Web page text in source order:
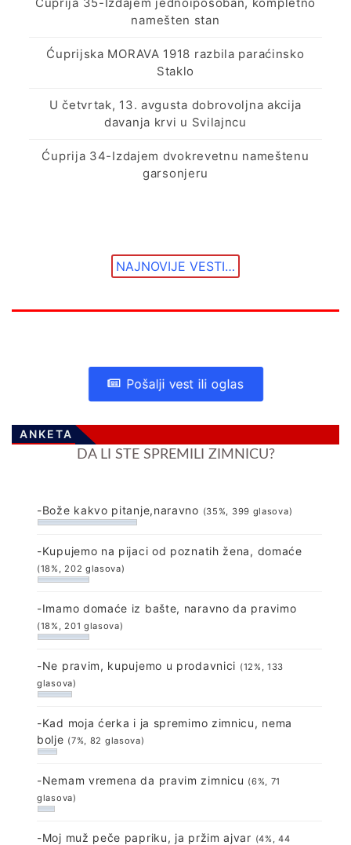
namešten stan
Ćuprijska MORAVA 1918 razbila paraćinsko
Staklo
U četvrtak, 13. avgusta dobrovoljna akcija
davanja krvi u Svilajncu
Ćuprija 34-Izdajem dvokrevetnu nameštenu
garsonjeru
NAJNOVIJE VESTI…
Pošalji vest ili oglas
ANKETA
DA LI STE SPREMILI ZIMNICU?
-Bože kakvo pitanje,naravno (35%, 399 glasova)
-Kupujemo na pijaci od poznatih žena, domaće
(18%, 202 glasova)
-Imamo domaće iz bašte, naravno da pravimo
(18%, 201 glasova)
-Ne pravim, kupujemo u prodavnici (12%, 133
glasova)
-Kad moja ćerka i ja spremimo zimnicu, nema
bolje (7%, 82 glasova)
-Nemam vremena da pravim zimnicu (6%, 71
glasova)
-Moj muž peče papriku, ja pržim ajvar (4%, 44